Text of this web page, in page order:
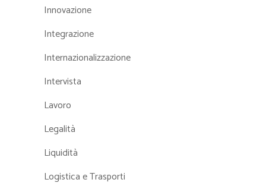
Innovazione
Integrazione
Internazionalizzazione
Intervista
Lavoro
Legalità
Liquidità
Logistica e Trasporti